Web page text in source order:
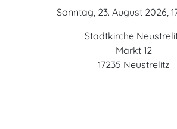
Sonntag, 23. August 2026,
Stadtkirche
Markt 12
17235 Neustrelitz